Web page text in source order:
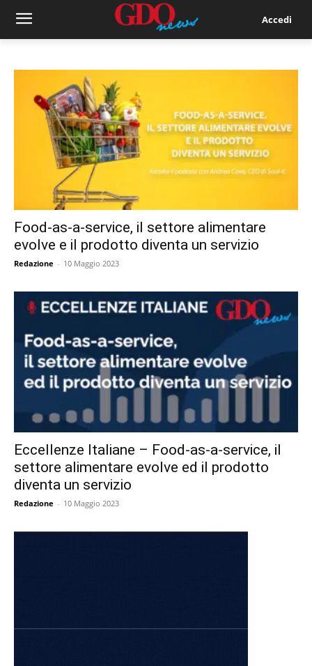
Accedi
Food-as-a-service, il settore alimentare
evolve e il prodotto diventa un servizio
Redazione - 10 Maggio 2023
Eccellenze Italiane – Food-as-a-service, il
settore alimentare evolve ed il prodotto
diventa un servizio
Redazione - 10 Maggio 2023